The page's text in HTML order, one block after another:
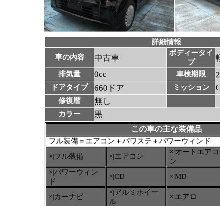
詳細情報
車の内容
中古車
ボディータイ
プ
排気量 0cc 車検期限
ドアタイプ 660ドア ミッション
修復暦 無し
カラー 黒
この車の主な装備品
フル装備＝エアコン＋パワステ＋パワーウィンド
×|フル装備
×|エアコン
×|オートエアコ
ン
×|パワーウィン
ド
×|CD ×|MD
×|カーナビ
×|アルミホイー
ル
×|エアロ